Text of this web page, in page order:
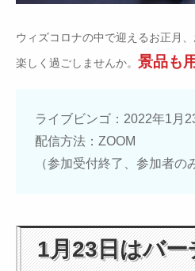
ウィズコロナの中で迎えるお正月
楽しく過ごしませんか。 景品も
ライブビンゴ：2022年1月
配信方法：ZOOM
（参加受付終了、参加者の
1月23日はバ